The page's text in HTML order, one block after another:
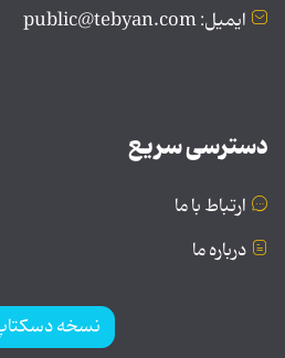
ایمیل: public@tebyan.com
دسترسی سریع
ارتباط با ما
درباره ما
نسخه